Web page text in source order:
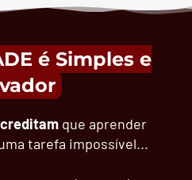
é Simples e
que aprender
tarefa impossível...